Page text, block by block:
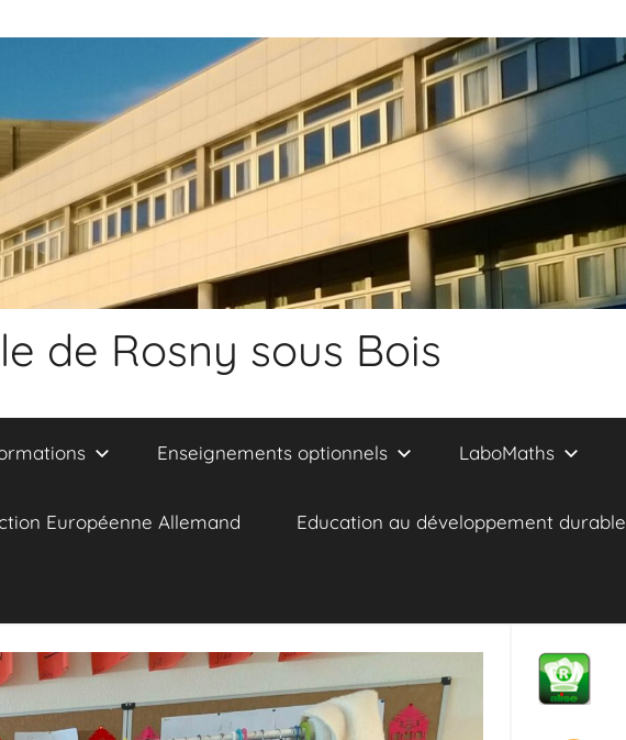
de Rosny sous Bois
Enseignements optionnels LaboMaths
Européenne Allemand Education au développement durable